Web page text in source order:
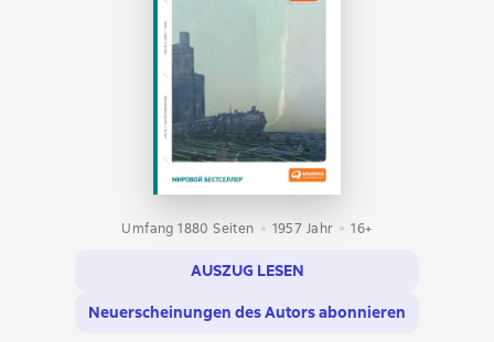
Umfang 1880 Seiten 1957 Jahr 16+
AUSZUG LESEN
Neuerscheinungen des Autors abonnieren